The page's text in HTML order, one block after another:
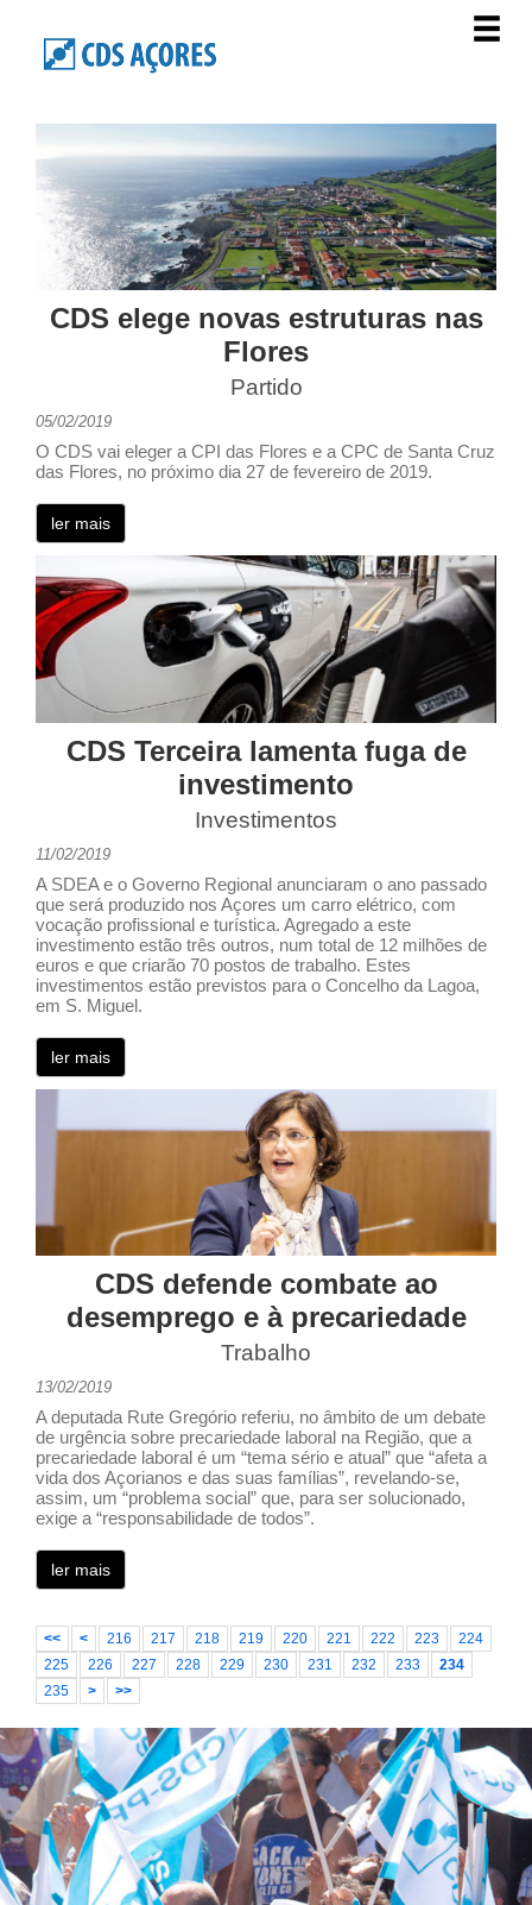
CDS elege novas estruturas nas
Flores
Partido
05/02/2019
O CDS vai eleger a CPI das Flores e a CPC de Santa Cruz
das Flores, no próximo dia 27 de fevereiro de 2019.
ler mais
CDS Terceira lamenta fuga de
investimento
Investimentos
11/02/2019
A SDEA e o Governo Regional anunciaram o ano passado
que será produzido nos Açores um carro elétrico, com
vocação profissional e turística. Agregado a este
investimento estão três outros, num total de 12 milhões de
euros e que criarão 70 postos de trabalho. Estes
investimentos estão previstos para o Concelho da Lagoa,
em S. Miguel.
ler mais
CDS defende combate ao
desemprego e à precariedade
Trabalho
13/02/2019
A deputada Rute Gregório referiu, no âmbito de um debate
de urgência sobre precariedade laboral na Região, que a
precariedade laboral é um “tema sério e atual” que “afeta a
vida dos Açorianos e das suas famílias”, revelando-se,
assim, um “problema social” que, para ser solucionado,
exige a “responsabilidade de todos”.
ler mais
<< < 216 217 218 219 220 221 222 223
224
225
226 227 228 229 230 231 232 233
234
235
> >>